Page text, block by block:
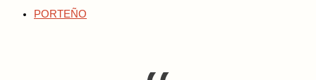
PORTEÑO